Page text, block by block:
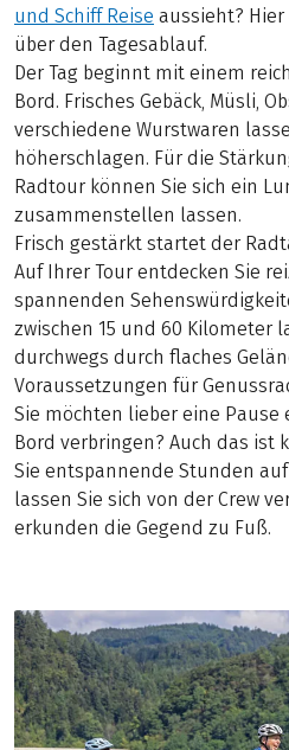
und Schiff Reise aussieht?
über den Tagesablauf.
Der Tag beginnt mit einem
Bord. Frisches Gebäck, Müsli,
verschiedene Wurstwaren
höherschlagen. Für die
Radtour können Sie sich ein
zusammenstellen lassen.
Frisch gestärkt startet der
Auf Ihrer Tour entdecken Sie
spannenden
zwischen 15 und 60 Kilometer
durchwegs durch flaches
Voraussetzungen für
Sie möchten lieber eine Pause
Bord verbringen? Auch das ist
Sie entspannende Stunden
lassen Sie sich von der Crew
erkunden die Gegend zu Fuß.